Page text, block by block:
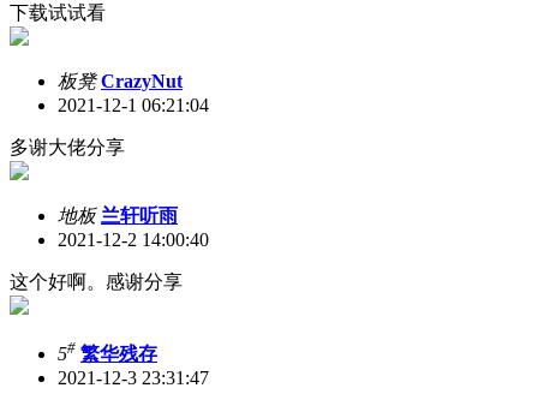
下载试试看
板凳 CrazyNut
2021-12-1 06:21:04
多谢大佬分享
地板 兰轩听雨
2021-12-2 14:00:40
这个好啊。感谢分享
5# 繁华残存
2021-12-3 23:31:47